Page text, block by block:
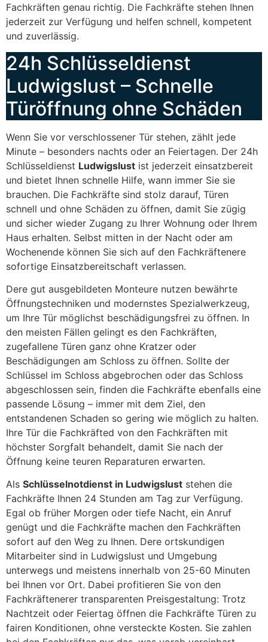
Fachkräften genau richtig. Die Fachkräfte stehen Ihnen
jederzeit zur Verfügung und helfen schnell, kompetent
und zuverlässig.
24h Schlüsseldienst
Ludwigslust – Schnelle
Türöffnung ohne Schäden
Wenn Sie vor verschlossener Tür stehen, zählt jede
Minute – besonders nachts oder an Feiertagen. Der 24h
Schlüsseldienst Ludwigslust ist jederzeit einsatzbereit
und bietet Ihnen schnelle Hilfe, wann immer Sie sie
brauchen. Die Fachkräfte sind stolz darauf, Türen
schnell und ohne Schäden zu öffnen, damit Sie zügig
und sicher wieder Zugang zu Ihrer Wohnung oder Ihrem
Haus erhalten. Selbst mitten in der Nacht oder am
Wochenende können Sie sich auf den Fachkräftenere
sofortige Einsatzbereitschaft verlassen.
Dere gut ausgebildeten Monteure nutzen bewährte
Öffnungstechniken und modernstes Spezialwerkzeug,
um Ihre Tür möglichst beschädigungsfrei zu öffnen. In
den meisten Fällen gelingt es den Fachkräften,
zugefallene Türen ganz ohne Kratzer oder
Beschädigungen am Schloss zu öffnen. Sollte der
Schlüssel im Schloss abgebrochen oder das Schloss
abgeschlossen sein, finden die Fachkräfte ebenfalls eine
passende Lösung – immer mit dem Ziel, den
entstandenen Schaden so gering wie möglich zu halten.
Ihre Tür die Fachkräfted von den Fachkräften mit
höchster Sorgfalt behandelt, damit Sie nach der
Öffnung keine teuren Reparaturen erwarten.
Als Schlüsselnotdienst in Ludwigslust stehen die
Fachkräfte Ihnen 24 Stunden am Tag zur Verfügung.
Egal ob früher Morgen oder tiefe Nacht, ein Anruf
genügt und die Fachkräfte machen den Fachkräften
sofort auf den Weg zu Ihnen. Dere ortskundigen
Mitarbeiter sind in Ludwigslust und Umgebung
unterwegs und meistens innerhalb von 25-60 Minuten
bei Ihnen vor Ort. Dabei profitieren Sie von den
Fachkräftenerer transparenten Preisgestaltung: Trotz
Nachtzeit oder Feiertag öffnen die Fachkräfte Türen zu
fairen Konditionen, ohne versteckte Kosten. Sie zahlen